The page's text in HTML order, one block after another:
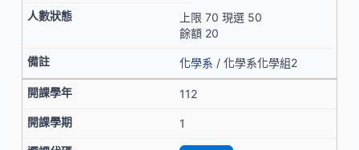
上限 70 現選 50
餘額 20
化學系 / 化學系化學組2
112
1